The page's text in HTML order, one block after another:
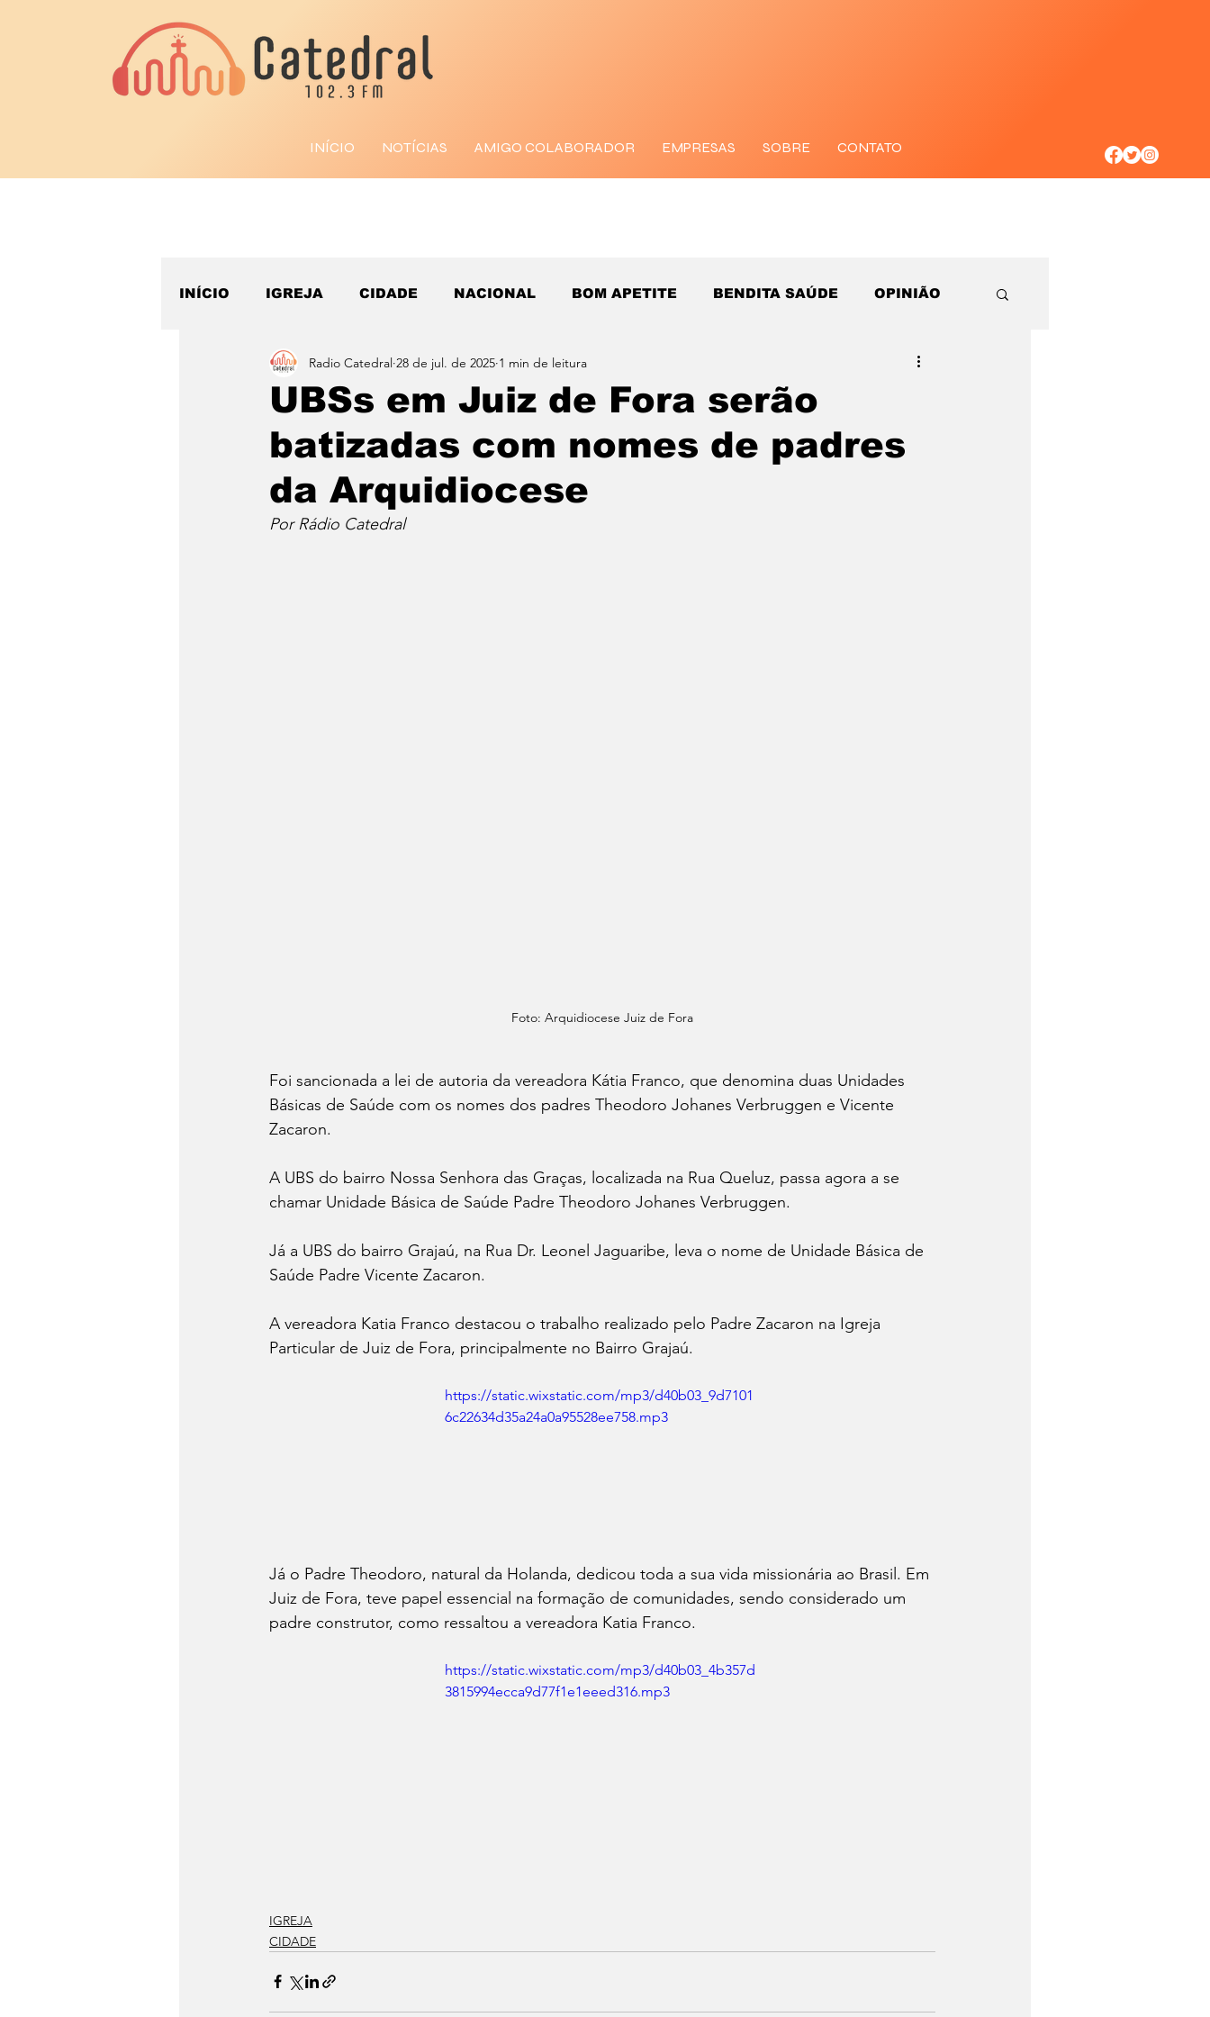
INÍCIO NOTÍCIAS AMIGO COLABORADOR EMPRESAS SOBRE CONTATO
INÍCIO IGREJA CIDADE NACIONAL BOM APETITE BENDITA SAÚDE OPINIÃO
ESPORTE
UBSs em Juiz de Fora serão
batizadas com nomes de padres
da Arquidiocese
Radio Catedral 28 de jul. de 2025 1 min de leitura
Por Rádio Catedral
Foto: Arquidiocese Juiz de Fora
Foi sancionada a lei de autoria da vereadora Kátia Franco, que denomina duas Unidades
Básicas de Saúde com os nomes dos padres Theodoro Johanes Verbruggen e Vicente
Zacaron.
A UBS do bairro Nossa Senhora das Graças, localizada na Rua Queluz, passa agora a se
chamar Unidade Básica de Saúde Padre Theodoro Johanes Verbruggen.
Já a UBS do bairro Grajaú, na Rua Dr. Leonel Jaguaribe, leva o nome de Unidade Básica de
Saúde Padre Vicente Zacaron.
A vereadora Katia Franco destacou o trabalho realizado pelo Padre Zacaron na Igreja
Particular de Juiz de Fora, principalmente no Bairro Grajaú.
https://static.wixstatic.com/mp3/d40b03_9d7101
6c22634d35a24a0a95528ee758.mp3
Já o Padre Theodoro, natural da Holanda, dedicou toda a sua vida missionária ao Brasil. Em
Juiz de Fora, teve papel essencial na formação de comunidades, sendo considerado um
padre construtor, como ressaltou a vereadora Katia Franco.
https://static.wixstatic.com/mp3/d40b03_4b357d
3815994ecca9d77f1e1eeed316.mp3
IGREJA
CIDADE